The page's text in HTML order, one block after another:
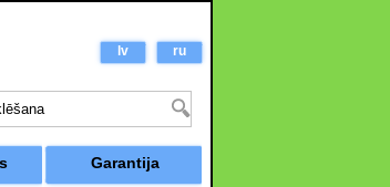
lv ru
Garantija